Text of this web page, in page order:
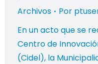
Archivos Por
En un acto que se
Centro de
(Cidel), la